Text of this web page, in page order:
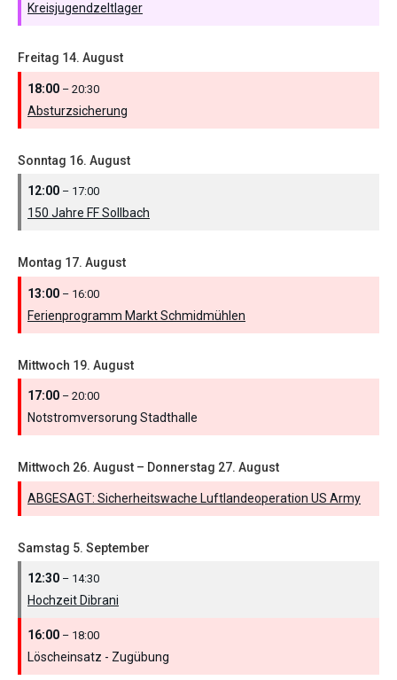
Kreisjugendzeltlager
Freitag 14. August
18:00 – 20:30
Absturzsicherung
Sonntag 16. August
12:00 – 17:00
150 Jahre FF Sollbach
Montag 17. August
13:00 – 16:00
Ferienprogramm Markt Schmidmühlen
Mittwoch 19. August
17:00 – 20:00
Notstromversorung Stadthalle
Mittwoch 26. August – Donnerstag 27. August
ABGESAGT: Sicherheitswache Luftlandeoperation US Army
Samstag 5. September
12:30 – 14:30
Hochzeit Dibrani
16:00 – 18:00
Löscheinsatz - Zugübung